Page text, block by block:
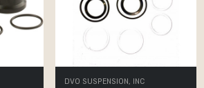
DVO SUSPENSION, INC